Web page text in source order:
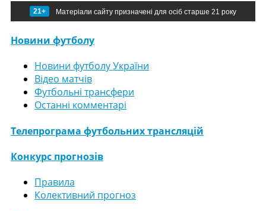
21+ Матеріали сайту призначені для осіб старше 21 року
Новини футболу
Новини футболу України
Відео матчів
Футбольні трансфери
Останні комментарі
Телепрограма футбольних трансляцій
Конкурс прогнозів
Правила
Колективний прогноз